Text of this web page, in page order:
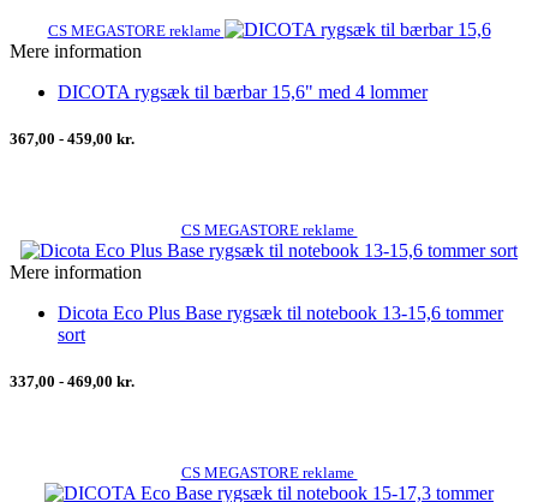
CS MEGASTORE reklame
Mere information
DICOTA rygsæk til bærbar 15,6" med 4 lommer
367,00 - 459,00 kr.
CS MEGASTORE reklame
Mere information
Dicota Eco Plus Base rygsæk til notebook 13-15,6 tommer
sort
337,00 - 469,00 kr.
CS MEGASTORE reklame